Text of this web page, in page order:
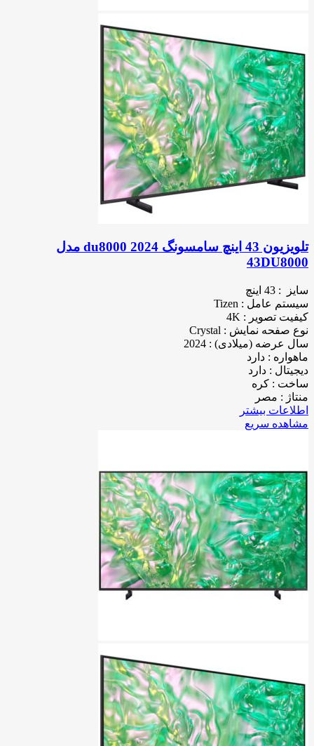
تلویزیون 43 اینچ سامسونگ du8000 2024 مدل
43DU8000
سایز : 43 اینچ
سیستم عامل : Tizen
کیفیت تصویر : 4K
نوع صفحه نمایش : Crystal
سال عرضه (میلادی) : 2024
ماهواره : دارد
دیجیتال : دارد
ساخت : کره
منتاژ : مصر
اطلاعات بیشتر
مشاهده سریع